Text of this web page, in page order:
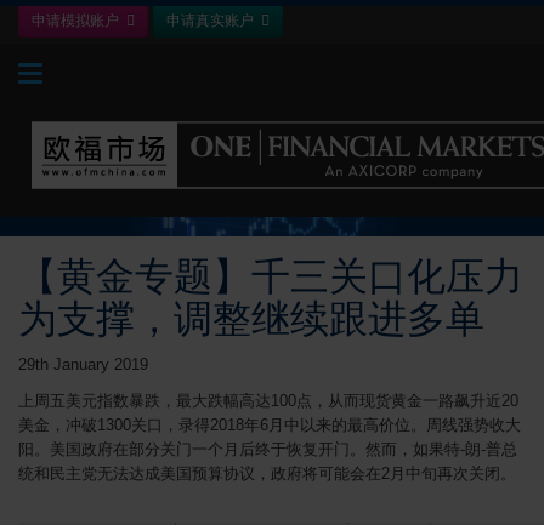
申请模拟账户 申请真实账户
【黄金专题】千三关口化压力
为支撑，调整继续跟进多单
29th January 2019
上周五美元指数暴跌，最大跌幅高达100点，从而现货黄金一路飙升近20
美金，冲破1300关口，录得2018年6月中以来的最高价位。周线强势收大
阳。美国政府在部分关门一个月后终于恢复开门。然而，如果特-朗-普总
统和民主党无法达成美国预算协议，政府将可能会在2月中旬再次关闭。